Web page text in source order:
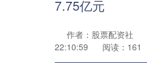
7.75亿元
作者：股票配资社
22:10:59
阅读：161